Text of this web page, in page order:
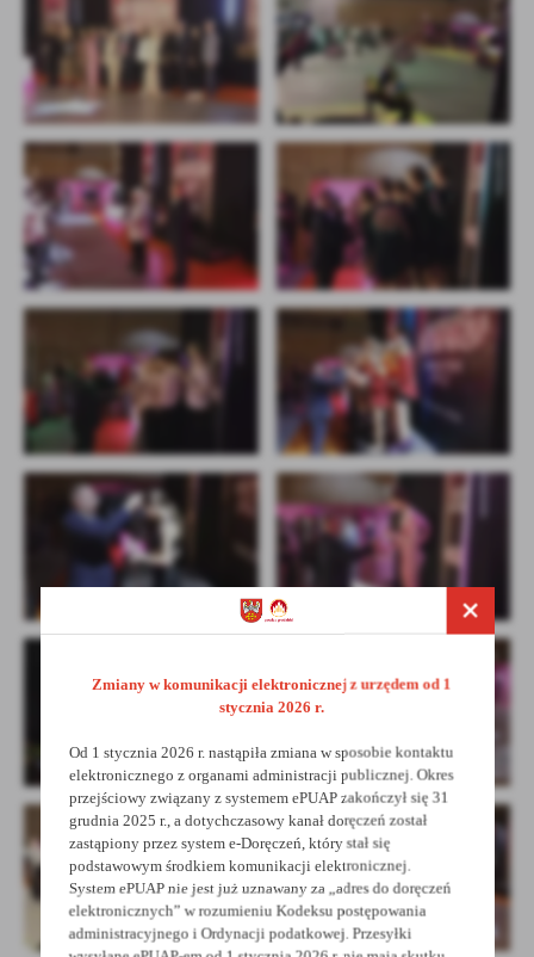
Zmiany w komunikacji elektronicznej z urzędem od 1
stycznia 2026 r.
Od 1 stycznia 2026 r. nastąpiła zmiana w sposobie kontaktu
elektronicznego z organami administracji publicznej. Okres
przejściowy związany z systemem ePUAP zakończył się 31
grudnia 2025 r., a dotychczasowy kanał doręczeń został
zastąpiony przez system e-Doręczeń, który stał się
podstawowym środkiem komunikacji elektronicznej.
System ePUAP nie jest już uznawany za „adres do doręczeń
elektronicznych” w rozumieniu Kodeksu postępowania
administracyjnego i Ordynacji podatkowej. Przesyłki